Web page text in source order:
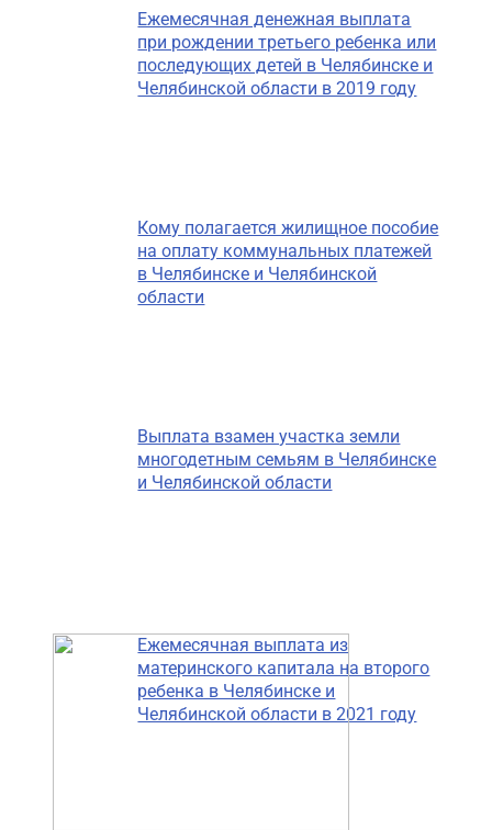
Ежемесячная денежная выплата
при рождении третьего ребенка или
последующих детей в Челябинске и
Челябинской области в 2019 году
Кому полагается жилищное пособие
на оплату коммунальных платежей
в Челябинске и Челябинской
области
Выплата взамен участка земли
многодетным семьям в Челябинске
и Челябинской области
Ежемесячная выплата из
материнского капитала на второго
ребенка в Челябинске и
Челябинской области в 2021 году